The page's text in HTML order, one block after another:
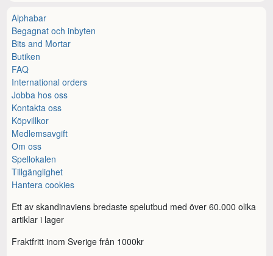
Alphabar
Begagnat och inbyten
Bits and Mortar
Butiken
FAQ
International orders
Jobba hos oss
Kontakta oss
Köpvillkor
Medlemsavgift
Om oss
Spellokalen
Tillgänglighet
Hantera cookies
Ett av skandinaviens bredaste spelutbud med över 60.000 olika
artiklar i lager
Fraktfritt inom Sverige från 1000kr